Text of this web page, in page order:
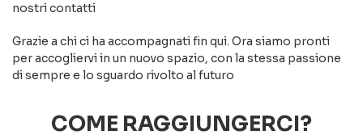
nostri contatti
Grazie a chi ci ha accompagnati fin qui. Ora siamo pronti
per accogliervi in un nuovo spazio, con la stessa passione
di sempre e lo sguardo rivolto al futuro
COME RAGGIUNGERCI?